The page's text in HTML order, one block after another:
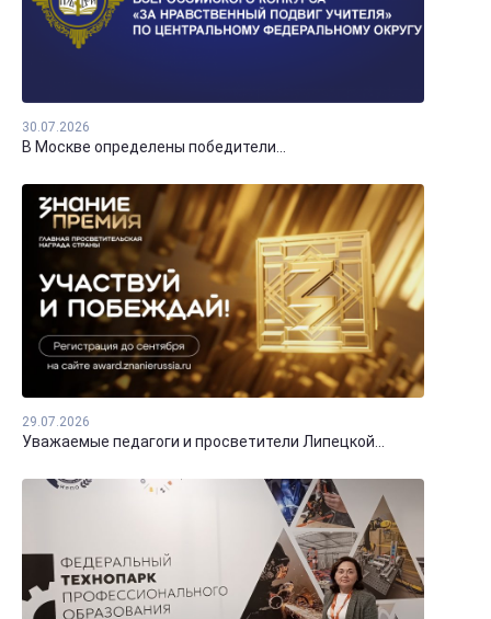
30.07.2026
В Москве определены победители...
29.07.2026
Уважаемые педагоги и просветители Липецкой...